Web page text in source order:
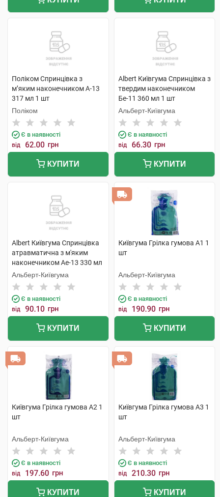
Поліком Спринцівка з
м’яким наконечником А-13
317 мл 1 шт
Поліком
Є в наявності
від 62.00 грн
КУПИТИ
Albert Київгума Спринцівка з
твердим наконечником
Бе-11 360 мл 1 шт
Альберт-Київгума
Є в наявності
від 66.30 грн
КУПИТИ
Albert Київгума Спринцівка
атравматична з м'яким
наконечником Ае-13 330 мл
1 шт
Альберт-Київгума
Є в наявності
від 90.10 грн
КУПИТИ
Київгума Грілка гумова А1 1
шт
Альберт-Київгума
Є в наявності
від 190.90 грн
КУПИТИ
Київгума Грілка гумова А2 1
шт
Альберт-Київгума
Є в наявності
від 197.60 грн
КУПИТИ
Київгума Грілка гумова А3 1
шт
Альберт-Київгума
Є в наявності
від 210.30 грн
КУПИТИ